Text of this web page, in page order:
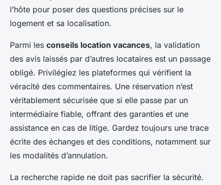
l’hôte pour poser des questions précises sur le
logement et sa localisation.
Parmi les conseils location vacances, la validation
des avis laissés par d’autres locataires est un passage
obligé. Privilégiez les plateformes qui vérifient la
véracité des commentaires. Une réservation n’est
véritablement sécurisée que si elle passe par un
intermédiaire fiable, offrant des garanties et une
assistance en cas de litige. Gardez toujours une trace
écrite des échanges et des conditions, notamment sur
les modalités d’annulation.
La recherche rapide ne doit pas sacrifier la sécurité.